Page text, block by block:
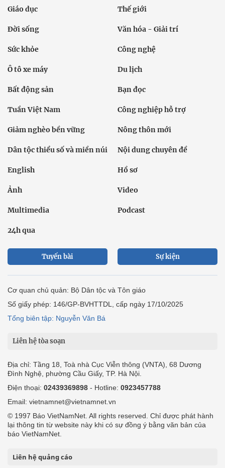
Giáo dục Thế giới
Đời sống Văn hóa - Giải trí
Sức khỏe Công nghệ
Ô tô xe máy Du lịch
Bất động sản Bạn đọc
Tuần Việt Nam Công nghiệp hỗ trợ
Giảm nghèo bền vững Nông thôn mới
Dân tộc thiểu số và miền núi Nội dung chuyên đề
English Hồ sơ
Ảnh Video
Multimedia Podcast
24h qua
Tuyến bài Sự kiện
Cơ quan chủ quản: Bộ Dân tộc và Tôn giáo
Số giấy phép: 146/GP-BVHTTDL, cấp ngày 17/10/2025
Tổng biên tập: Nguyễn Văn Bá
Liên hệ tòa soạn
Địa chỉ: Tầng 18, Toà nhà Cục Viễn thông (VNTA), 68 Dương
Đình Nghệ, phường Cầu Giấy, TP. Hà Nội.
Điện thoại: 02439369898 - Hotline: 0923457788
Email: vietnamnet@vietnamnet.vn
© 1997 Báo VietNamNet. All rights reserved. Chỉ được phát hành
lại thông tin từ website này khi có sự đồng ý bằng văn bản của
báo VietNamNet.
Liên hệ quảng cáo